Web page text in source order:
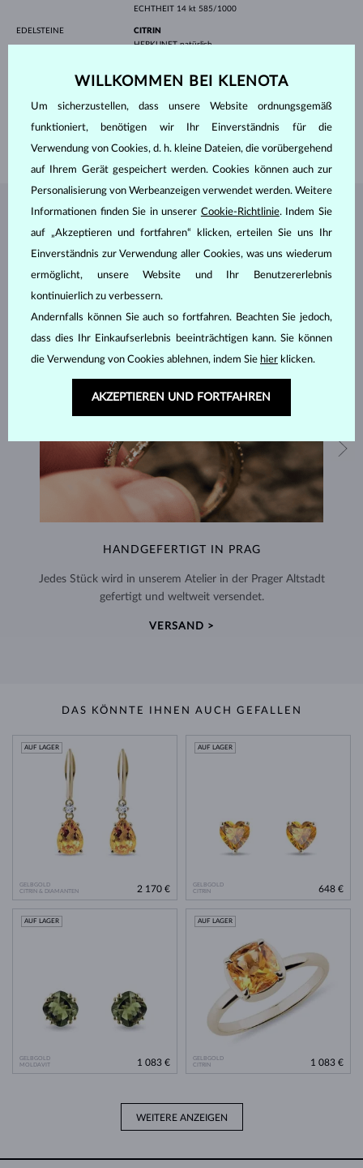
ECHTHEIT 14 kt 585/1000
EDELSTEINE
CITRIN
HERKUNFTnatürlich
HÖHE6 mm
BREITE
GEWICHT 1.90 g
SCHMUCK AUS DEMKLENOTA ATELIER
HANDGEFERTIGT IN PRAG
Jedes Stück wird in unserem Atelier in der Prager Altstadt
gefertigt und weltweit versendet.
VERSAND >
DAS KÖNNTE IHNEN AUCH GEFALLEN
GELBGOLD
CITRIN & DIAMANTEN
AUF LAGER
2 170 €
GELBGOLD
CITRIN
AUF LAGER
648 €
GELBGOLD
MOLDAVIT
AUF LAGER
1 083 €
GELBGOLD
CITRIN
AUF LAGER
1 083 €
WEITERE ANZEIGEN
WILLKOMMEN BEI KLENOTA
Um sicherzustellen, dass unsere Website ordnungsgemäß
funktioniert, benötigen wir Ihr Einverständnis für die
Verwendung von Cookies, d. h. kleine Dateien, die vorübergehend
auf Ihrem Gerät gespeichert werden. Cookies können auch zur
Personalisierung von Werbeanzeigen verwendet werden. Weitere
Informationen finden Sie in unserer Cookie-Richtlinie. Indem Sie
auf „Akzeptieren und fortfahren“ klicken, erteilen Sie uns Ihr
Einverständnis zur Verwendung aller Cookies, was uns wiederum
ermöglicht, unsere Website und Ihr Benutzererlebnis
kontinuierlich zu verbessern.
Andernfalls können Sie auch so fortfahren. Beachten Sie jedoch,
dass dies Ihr Einkaufserlebnis beeinträchtigen kann. Sie können
die Verwendung von Cookies ablehnen, indem Sie hier klicken.
AKZEPTIEREN UND FORTFAHREN